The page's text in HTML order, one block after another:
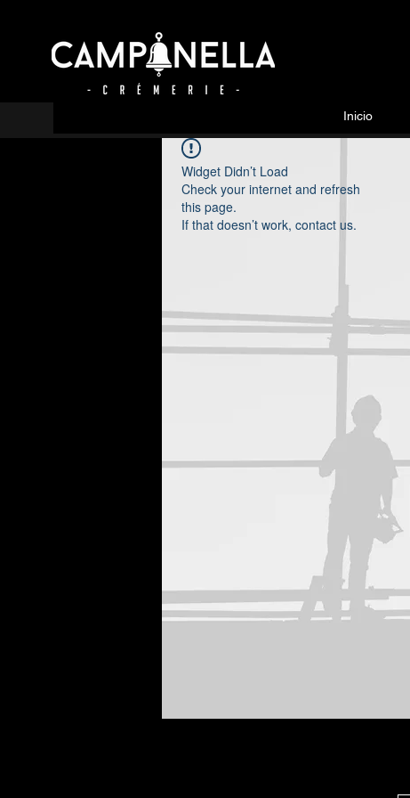
Inicio
Widget Didn’t Load
Check your internet and refresh
this page.
If that doesn’t work, contact us.